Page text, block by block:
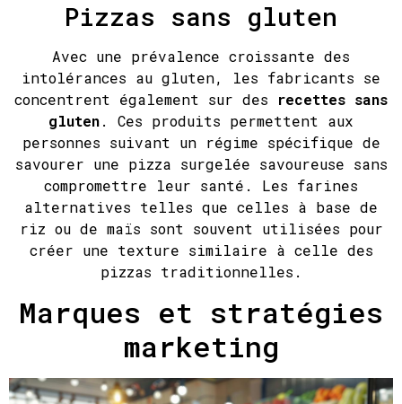
Pizzas sans gluten
Avec une prévalence croissante des
intolérances au gluten, les fabricants se
concentrent également sur des recettes sans
gluten. Ces produits permettent aux
personnes suivant un régime spécifique de
savourer une pizza surgelée savoureuse sans
compromettre leur santé. Les farines
alternatives telles que celles à base de
riz ou de maïs sont souvent utilisées pour
créer une texture similaire à celle des
pizzas traditionnelles.
Marques et stratégies
marketing